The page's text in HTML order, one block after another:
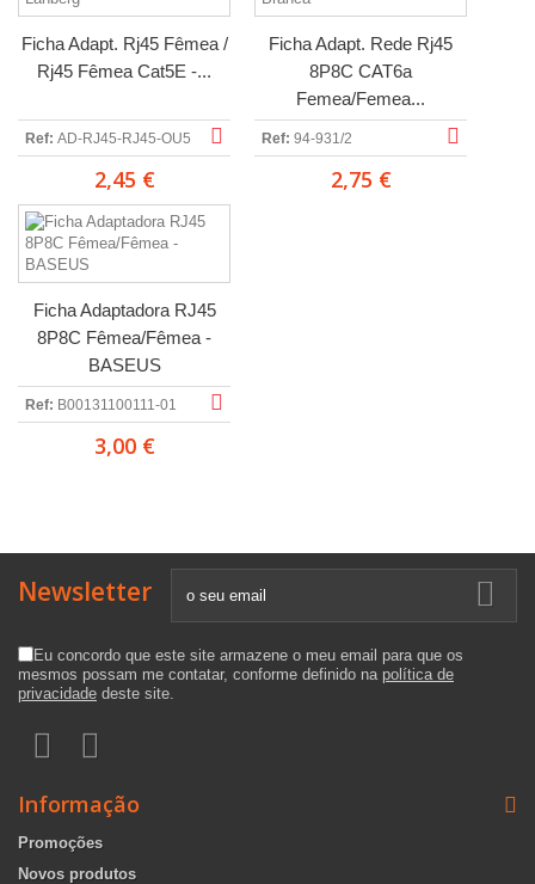
Ficha Adapt. Rj45 Fêmea /
Rj45 Fêmea Cat5E -...
Ref: AD-RJ45-RJ45-OU5
2,45 €
Ficha Adapt. Rede Rj45
8P8C CAT6a
Femea/Femea...
Ref: 94-931/2
2,75 €
Ficha Adaptadora RJ45
8P8C Fêmea/Fêmea -
BASEUS
Ref: B00131100111-01
3,00 €
Newsletter
Eu concordo que este site armazene o meu email para que os
mesmos possam me contatar, conforme definido na política de
privacidade deste site.
Informação
Promoções
Novos produtos